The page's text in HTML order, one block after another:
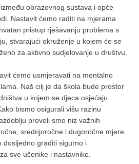
obrazovnog sustava i opće
Nastavit ćemo raditi na mjerama
pristup rješavanju problema s
stvarajući okruženje u kojem će se
za aktivno sudjelovanje u društvu.
ćemo usmjeravati na mentalno
Naš cilj je da škola bude prostor
u kojem se djeca osjećaju
bismo osigurali višu razinu
proveli smo niz važnih
srednjoročne i dugoročne mjere.
dosljedno graditi sigurno i
sve učenike i nastavnike.